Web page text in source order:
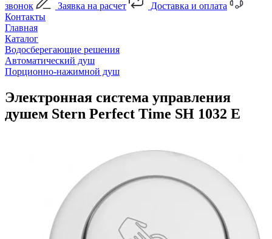
звонок
Заявка на расчет
Доставка и оплата
Контакты
Главная
Каталог
Водосберегающие решения
Автоматический душ
Порционно-нажимной душ
Электронная система управления
душем Stern Perfect Time SH 1032 E